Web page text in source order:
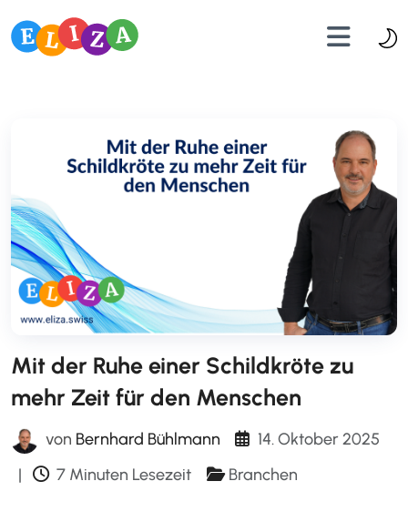
Mit der Ruhe einer Schildkröte zu
mehr Zeit für den Menschen
von Bernhard Bühlmann
14. Oktober 2025
|
7 Minuten Lesezeit Branchen